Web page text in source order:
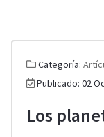
Categoría:
Publicado: 02
Los